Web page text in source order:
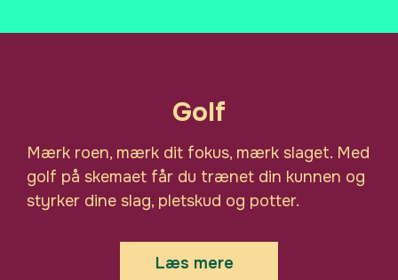
Golf
Mærk roen, mærk dit fokus, mærk slaget. Med
golf på skemaet får du trænet din kunnen og
styrker dine slag, pletskud og potter.
Læs mere
udbyder vi dette valgfag, hvor de
rådighed. Uanset niveau vil du udvikle
dig.
Der vil være en lille form for
kunne bruge golfbanen i fritiden.